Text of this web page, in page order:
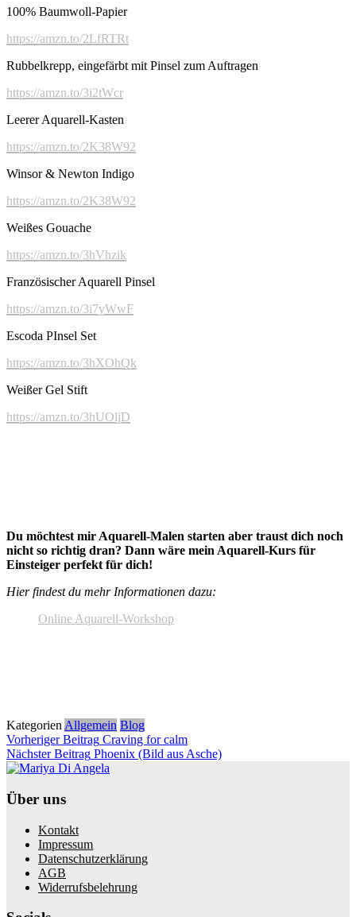
100% Baumwoll-Papier
https://amzn.to/2LfRTRt
Rubbelkrepp, eingefärbt mit Pinsel zum Auftragen
https://amzn.to/3i2tWcr
Leerer Aquarell-Kasten
https://amzn.to/2K38W92
Winsor & Newton Indigo
https://amzn.to/2K38W92
Weißes Gouache
https://amzn.to/3hVhzik
Französischer Aquarell Pinsel
https://amzn.to/3i7yWwF
Escoda PInsel Set
https://amzn.to/3hXOhQk
Weißer Gel Stift
https://amzn.to/3hUOljD
Du möchtest mir Aquarell-Malen starten aber traust dich noch
nicht so richtig dran? Dann wäre mein Aquarell-Kurs für
Einsteiger perfekt für dich!
Hier findest du mehr Informationen dazu:
Online Aquarell-Workshop
Kategorien Allgemein Blog
Beitragsnavigation
Vorheriger Beitrag Craving for calmVorheriger
Beitrag
Nächster Beitrag Phoenix (Bild aus Asche)Nächster
Über uns
Kontakt
Impressum
Datenschutzerklärung
AGB
Widerrufsbelehrung